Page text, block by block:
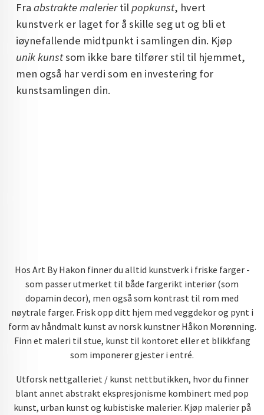
Fraabstrakte maleriertilpopkunst, hvert
kunstverk er laget for å skille seg ut og bli et
iøynefallende midtpunkt i samlingen din. Kjøp
unik kunstsom ikke bare tilfører stil til hjemmet,
men også har verdi som en investering for
kunstsamlingen din.
Hos Art By Hakon finner du alltid kunstverk i friske farger -
som passer utmerket til både fargerikt interiør (som
dopamin decor), men også som kontrast til rom med
nøytrale farger. Frisk opp ditt hjem med veggdekor og pynt i
form av håndmalt kunst av norsk kunstner Håkon Morønning.
Finn et maleri til stue, kunst til kontoret eller et blikkfang
som imponerer gjester i entré.
Utforsk nettgalleriet / kunst nettbutikken, hvor du finner
blant annet abstrakt ekspresjonisme kombinert med pop
kunst, urban kunst og kubistiske malerier. Kjøp malerier på